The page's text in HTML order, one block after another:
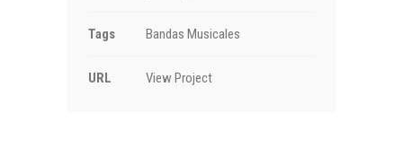
Tags Bandas Musicales
URL View Project